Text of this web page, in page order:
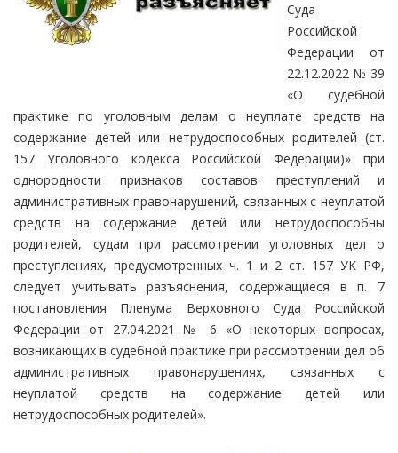
Суда
Российской
Федерации от
22.12.2022 № 39
«О судебной
практике по уголовным делам о неуплате средств на
содержание детей или нетрудоспособных родителей (ст.
157 Уголовного кодекса Российской Федерации)» при
однородности признаков составов преступлений и
административных правонарушений, связанных с неуплатой
средств на содержание детей или нетрудоспособны
родителей, судам при рассмотрении уголовных дел о
преступлениях, предусмотренных ч. 1 и 2 ст. 157 УК РФ,
следует учитывать разъяснения, содержащиеся в п. 7
постановления Пленума Верховного Суда Российской
Федерации от 27.04.2021 № 6 «О некоторых вопросах,
возникающих в судебной практике при рассмотрении дел об
административных правонарушениях, связанных с
неуплатой средств на содержание детей или
нетрудоспособных родителей».